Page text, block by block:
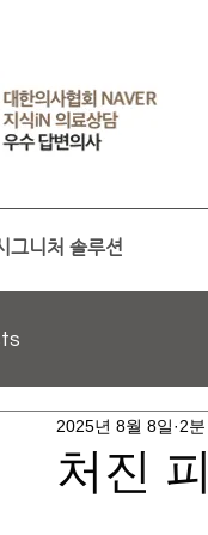
그니처 솔루션
처진
2025년 8월 8일 2